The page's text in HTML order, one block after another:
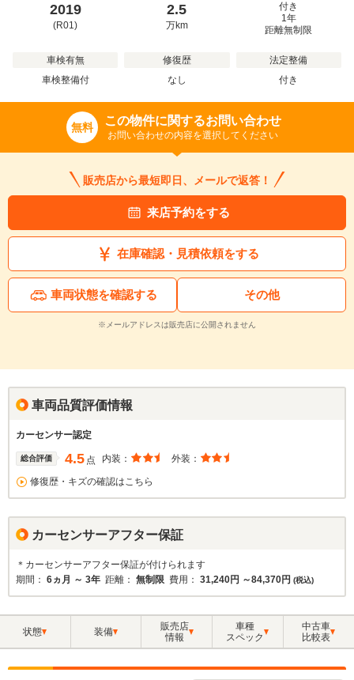
2019
(R01)
2.5
万km
付き
1年
距離無制限
車検有無
車検整備付
修復歴
なし
法定整備
付き
無料 この物件に関するお問い合わせ
お問い合わせの内容を選択してください
販売店から最短即日、メールで返答！
来店予約をする
在庫確認・見積依頼をする
車両状態を確認する その他
※メールアドレスは販売店に公開されません
車両品質評価情報
カーセンサー認定
総合評価 4.5 点 内装： 外装：
修復歴・キズの確認はこちら
カーセンサーアフター保証
＊カーセンサーアフター保証が付けられます
期間： 6ヵ月 ～ 3年 距離： 無制限 費用： 31,240円 ～84,370円 (税込)
状態 装備
販売店
情報
車種
スペック
中古車
比較表